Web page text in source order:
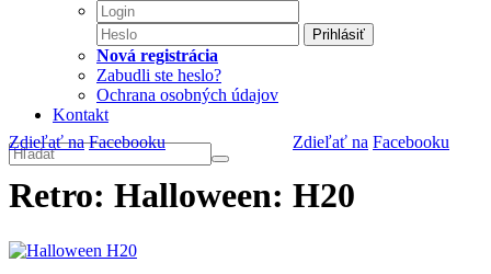
Prihlásiť
Nová registrácia
Zabudli ste heslo?
Ochrana osobných údajov
Kontakt
Zdieľať na Facebooku
Zdieľať na Facebooku
Retro: Halloween: H20